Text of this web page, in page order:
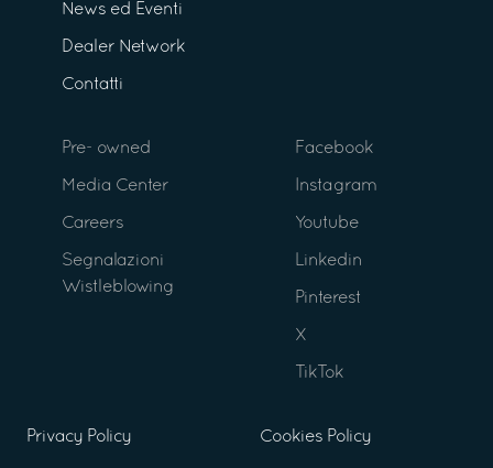
News ed Eventi
Dealer Network
Contatti
Pre- owned
Media Center
Careers
Segnalazioni
Wistleblowing
Facebook
Instagram
Youtube
Linkedin
Pinterest
X
TikTok
Privacy Policy Cookies Policy